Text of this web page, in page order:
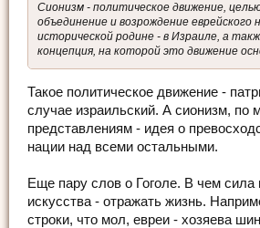
Сионизм - политическое движение,
объединение и возрождение еврейского
исторической родине - в Израиле, а
концепция, на которой это движение
Такое политическое движение -
случае израильский. А сионизм, по
представлениям - идея о
нации над всеми остальными.
Еще пару слов о Гоголе. В чем сила
искусства - отражать жизнь.
строки, что мол, евреи - хозяева